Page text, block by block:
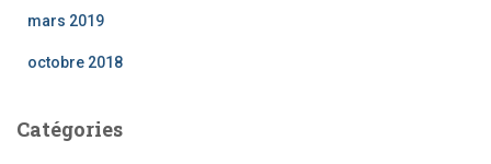
mars 2019
octobre 2018
Catégories